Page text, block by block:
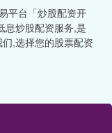
平台「炒股配资开
息炒股配资服务,是
,选择您的股票配资